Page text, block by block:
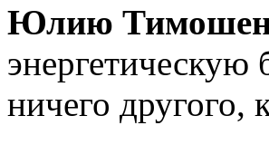
Юлию
энергетическую
ничего другого,